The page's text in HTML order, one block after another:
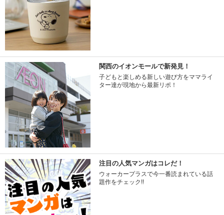
関西のイオンモールで新発見！
子どもと楽しめる新しい遊び方をママライ
ター達が現地から最新リポ！
注目の人気マンガはコレだ！
ウォーカープラスで今一番読まれている話
題作をチェック!!